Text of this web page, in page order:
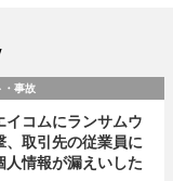
・事故
イコムにランサムウ
、取引先の従業員に
人情報が漏えいした